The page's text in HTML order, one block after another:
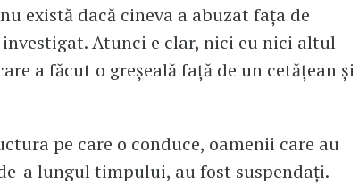
există dacă cineva a abuzat fața de
Atunci e clar, nici eu nici altul
a făcut o greșeală față de un cetățean și
pe care o conduce, oamenii care au
a lungul timpului, au fost suspendați.